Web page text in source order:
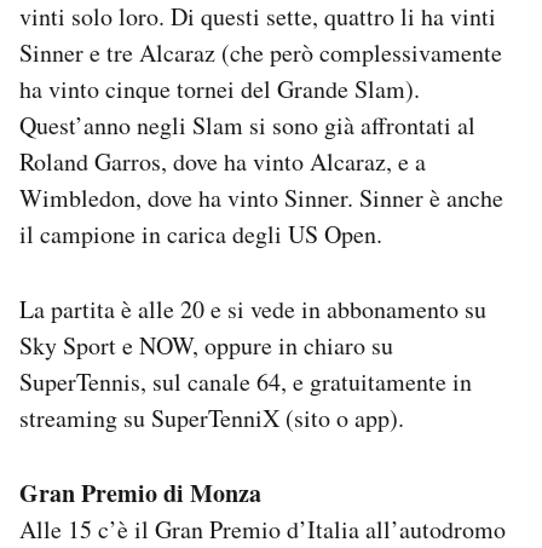
vinti solo loro. Di questi sette, quattro li ha vinti
Sinner e tre Alcaraz (che però complessivamente
ha vinto cinque tornei del Grande Slam).
Quest’anno negli Slam si sono già affrontati al
Roland Garros, dove ha vinto Alcaraz, e a
Wimbledon, dove ha vinto Sinner. Sinner è anche
il campione in carica degli US Open.
La partita è alle 20 e si vede in abbonamento su
Sky Sport e NOW, oppure in chiaro su
SuperTennis, sul canale 64, e gratuitamente in
streaming su SuperTenniX (sito o app).
Gran Premio di Monza
Alle 15 c’è il Gran Premio d’Italia all’autodromo